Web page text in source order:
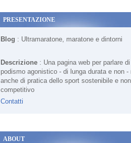
PRESENTAZIONE
Blog : Ultramaratone, maratone e dintorni
Descrizione : Una pagina web per parlare di
podismo agonistico - di lunga durata e non -
anche di pratica dello sport sostenibile e non
competitivo
Contatti
ABOUT